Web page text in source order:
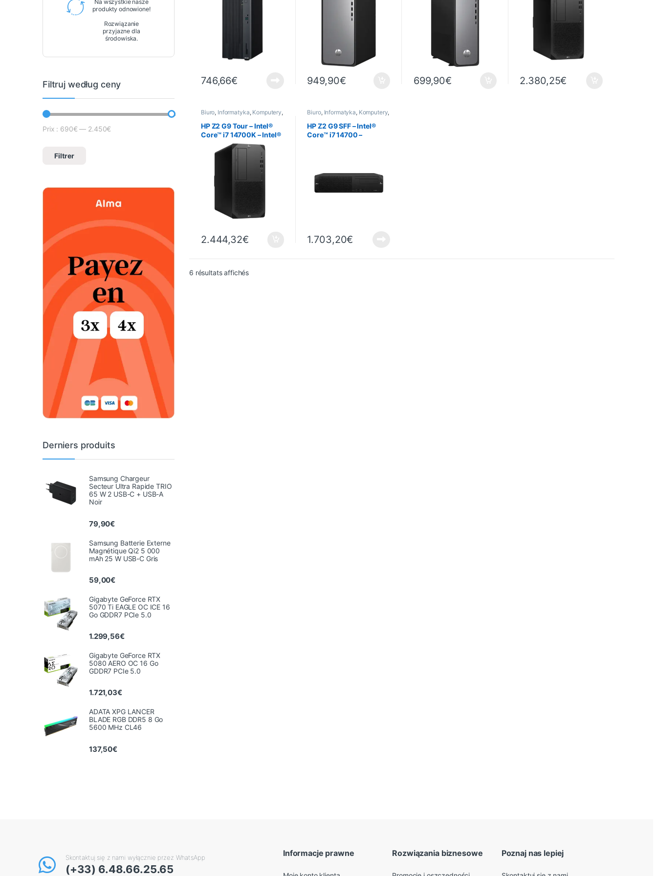
Go – Windows 11 Pro
746,66€
Windows 11 Famille
949,90€
512 GB – Windows 11
699,90€
SSD 512 Go – Windows
2.380,25€
Biuro, Informatyka, Komputery,
Wstępnie zmontowany
HP Z2 G9 Tour – Intel®
Core™ i7 14700K – Intel®
UHD 770 – 32 Go DDR5 –
SSD 1 To – Windows 11
2.444,32€
Biuro, Informatyka, Komputery,
Wstępnie zmontowany
HP Z2 G9 SFF – Intel®
Core™ i7 14700 –
1.703,20€
6 résultats affichésTrié du plus récent au plus ancien
Na wszystkie nasze
produkty odnowione!
Rozwiązanie
przyjazne dla
środowiska.
Filtruj według ceny
Cena minimalna
Prix max
Filtrer
Prix : 690€ — 2.450€
Derniers produits
Samsung Chargeur
Secteur Ultra Rapide TRIO
65 W 2 USB-C + USB-A
Noir
79,90€
Samsung Batterie Externe
Magnétique Qi2 5 000
mAh 25 W USB-C Gris
59,00€
Gigabyte GeForce RTX
5070 Ti EAGLE OC ICE 16
Go GDDR7 PCIe 5.0
1.299,56€
Gigabyte GeForce RTX
5080 AERO OC 16 Go
GDDR7 PCIe 5.0
1.721,03€
ADATA XPG LANCER
BLADE RGB DDR5 8 Go
5600 MHz CL46
137,50€
Skontaktuj się z nami wyłącznie przez WhatsApp
(+33) 6.48.66.25.65
Informacje prawne Rozwiązania biznesowe Poznaj nas lepiej